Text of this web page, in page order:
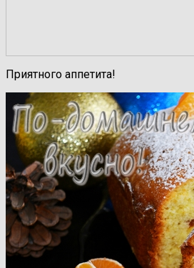
Приятного аппетита!